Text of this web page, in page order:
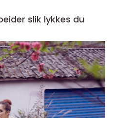
Fagprøve helsefagarbeider slik lykkes du